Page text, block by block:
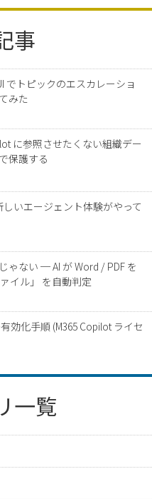
事
でトピックのエスカレーショ
みた
に参照させたくない組織デー
保護する
いエージェント体験がやって
ゃない ─ AI が Word / PDF を
イル」 を自動判定
効化手順 (M365 Copilot ライセ
一覧